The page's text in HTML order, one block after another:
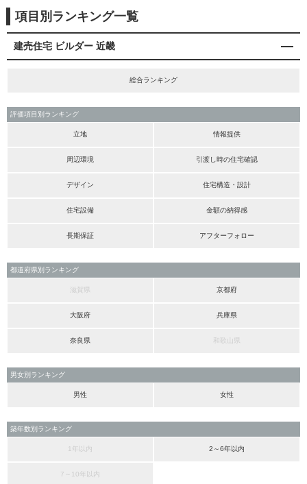
項目別ランキング一覧
建売住宅 ビルダー 近畿
総合ランキング
評価項目別ランキング
立地 情報提供
周辺環境 引渡し時の住宅確認
デザイン 住宅構造・設計
住宅設備 金額の納得感
長期保証 アフターフォロー
都道府県別ランキング
滋賀県 京都府
大阪府 兵庫県
奈良県 和歌山県
男女別ランキング
男性 女性
築年数別ランキング
1年以内 2～6年以内
7～10年以内